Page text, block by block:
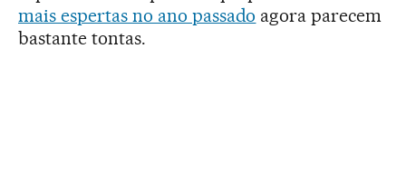
mais espertas no ano passado agora parecem
bastante tontas.